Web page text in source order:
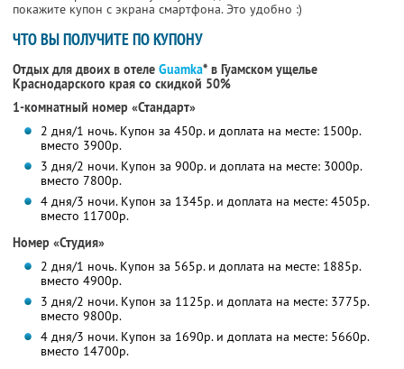
покажите купон с экрана смартфона. Это удобно :)
ЧТО ВЫ ПОЛУЧИТЕ ПО КУПОНУ
Отдых для двоих в отеле Guamka* в Гуамском ущелье
Краснодарского края со скидкой 50%
1-комнатный номер «Стандарт»
2 дня/1 ночь. Купон за 450р. и доплата на месте: 1500р.
вместо 3900р.
3 дня/2 ночи. Купон за 900р. и доплата на месте: 3000р.
вместо 7800р.
4 дня/3 ночи. Купон за 1345р. и доплата на месте: 4505р.
вместо 11700р.
Номер «Студия»
2 дня/1 ночь. Купон за 565р. и доплата на месте: 1885р.
вместо 4900р.
3 дня/2 ночи. Купон за 1125р. и доплата на месте: 3775р.
вместо 9800р.
4 дня/3 ночи. Купон за 1690р. и доплата на месте: 5660р.
вместо 14700р.